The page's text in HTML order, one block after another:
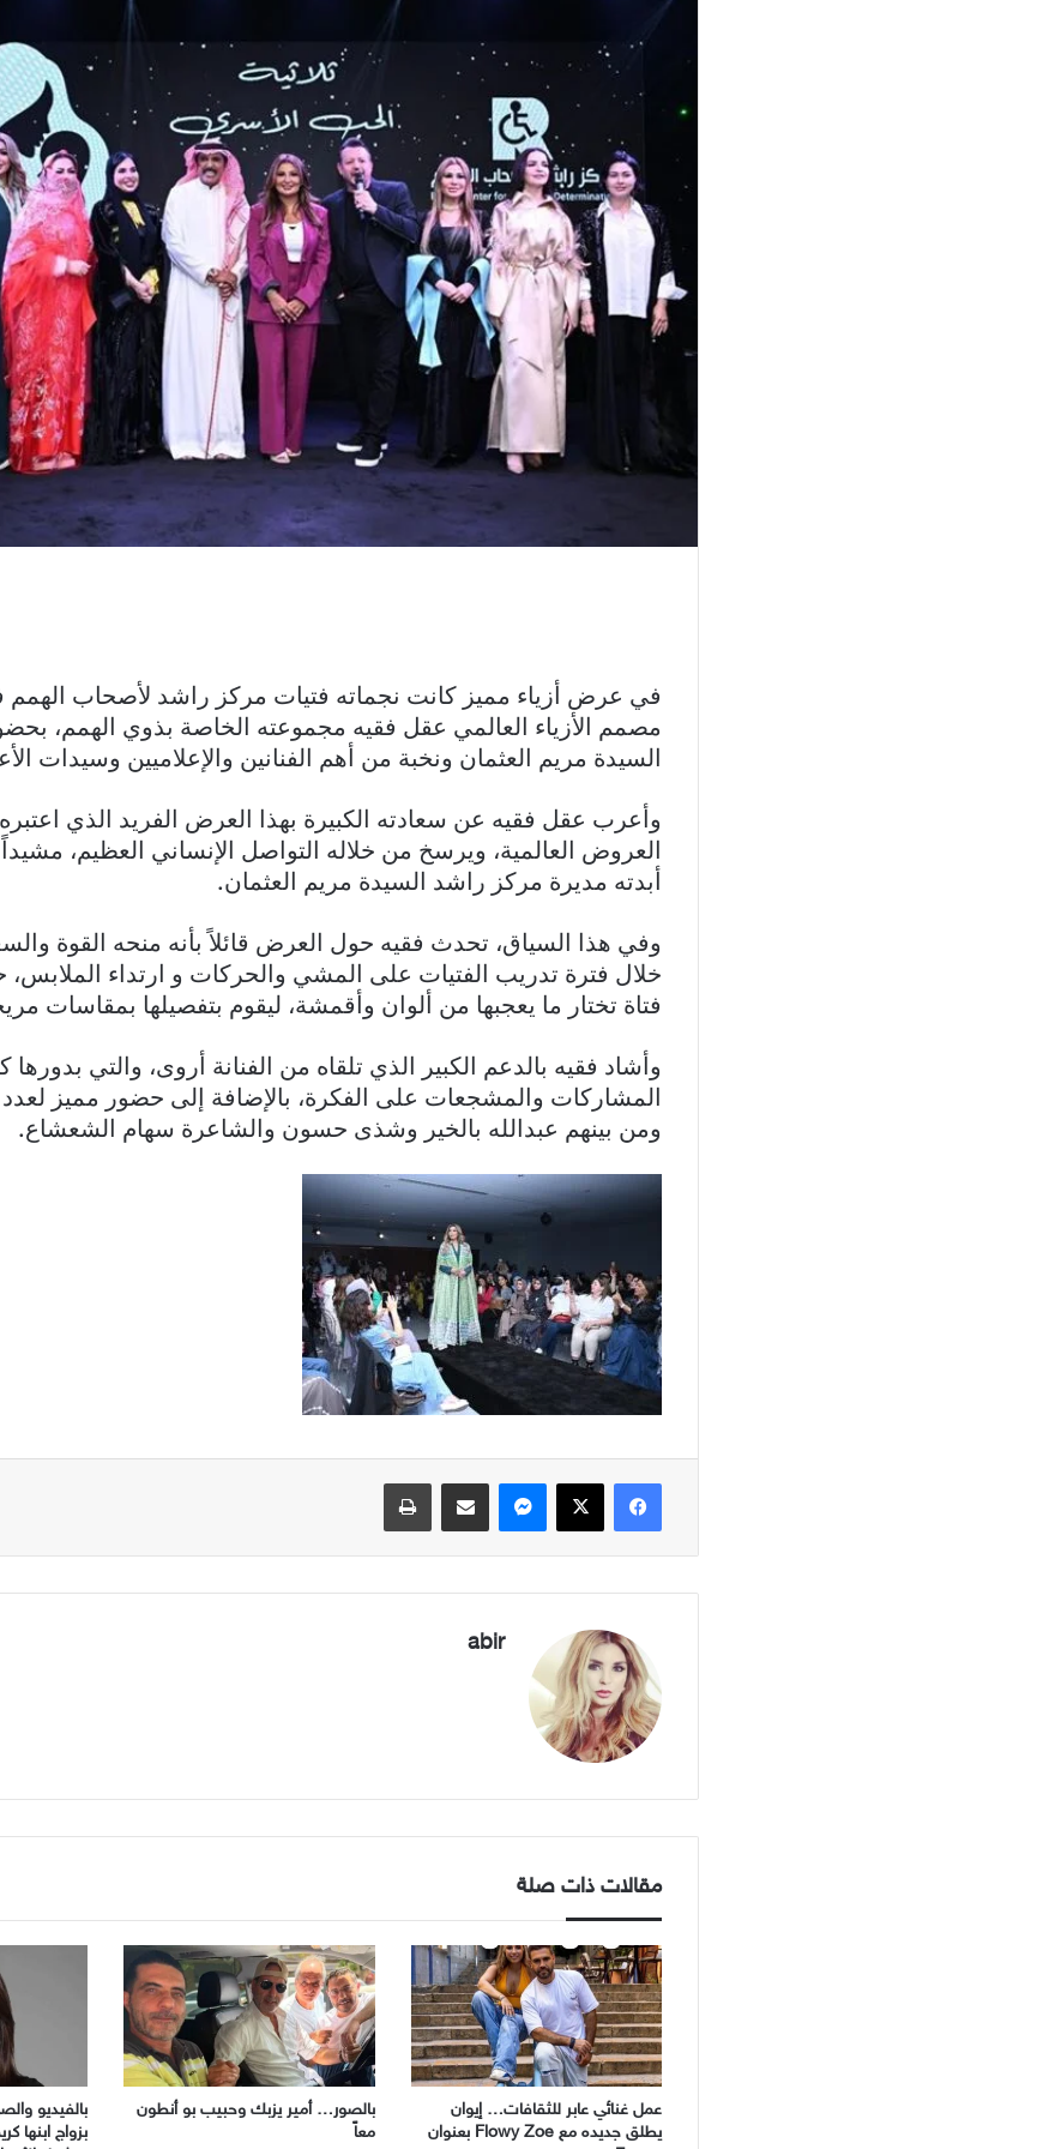
في عرض أزياء مميز كانت نجماته فتيات مركز راشد لأصحاب
مصمم الأزياء العالمي عقل فقيه مجموعته الخاصة بذوي الهمم،
السيدة مريم العثمان ونخبة من أهم الفنانين والإعلاميين وسيدات
وأعرب عقل فقيه عن سعادته الكبيرة بهذا العرض الفريد الذي
العروض العالمية، ويرسخ من خلاله التواصل الإنساني العظيم،
أبدته مديرة مركز راشد السيدة مريم العثمان.
وفي هذا السياق، تحدث فقيه حول العرض قائلاً بأنه منحه القوة
خلال فترة تدريب الفتيات على المشي والحركات و ارتداء
فتاة تختار ما يعجبها من ألوان وأقمشة، ليقوم بتفصيلها بمقاسات
وأشاد فقيه بالدعم الكبير الذي تلقاه من الفنانة أروى، والتي
المشاركات والمشجعات على الفكرة، بالإضافة إلى حضور مميز لعدد
ومن بينهم عبدالله بالخير وشذى حسون والشاعرة سهام الشعشاع.
فيسبوك X ماسنجر مشاركة عبر البريد طباعة
abir
مقالات ذات صلة
عمل غنائي عابر للثقافات… إيوان
يطلق جديده مع Flowy Zoe بعنوان
بالصور… أمير يزبك وحبيب بو أنطون
معاً
بالفيديو
بزواج ابنها